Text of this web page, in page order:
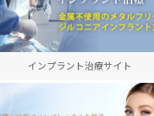
インプラント治療サイト